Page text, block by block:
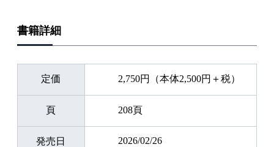
書籍詳細
定価 2,750円（本体2,500円＋税）
頁 208頁
発売日 2026/02/26